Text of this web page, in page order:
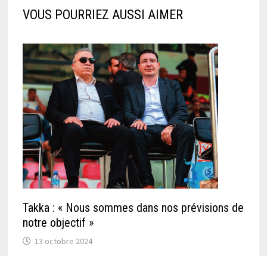
VOUS POURRIEZ AUSSI AIMER
Takka : « Nous sommes dans nos prévisions de
notre objectif »
13 octobre 2024